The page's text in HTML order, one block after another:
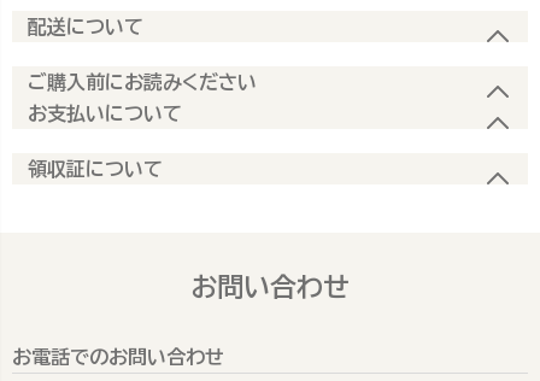
配送について
ご購入前にお読みください
お支払いについて
領収証について
お問い合わせ
お電話でのお問い合わせ